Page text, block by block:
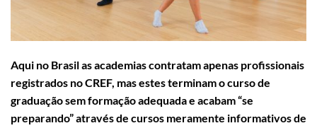
Aqui no Brasil as academias contratam apenas profissionais
registrados no CREF, mas estes terminam o curso de
graduação sem formação adequada e acabam “se
preparando” através de cursos meramente informativos de